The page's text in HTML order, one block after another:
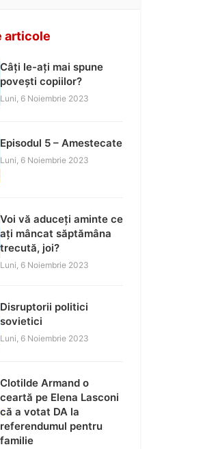
articole
Câți le-ați mai spune
povești copiilor?
Luni, 6 Noiembrie 2023
Episodul 5 – Amestecate
Luni, 6 Noiembrie 2023
Voi vă aduceți aminte ce
ați mâncat săptămâna
trecută, joi?
Luni, 6 Noiembrie 2023
Disruptorii politici
sovietici
Luni, 6 Noiembrie 2023
Clotilde Armand o
ceartă pe Elena Lasconi
că a votat DA la
referendumul pentru
familie